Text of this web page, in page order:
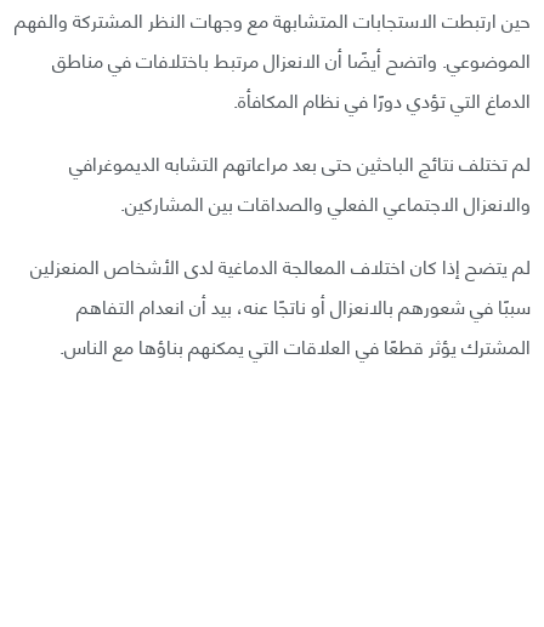
حين ارتبطت الاستجابات المتشابهة مع وجهات النظر المشتركة والفهم
الموضوعي. واتضح أيضًا أن الانعزال مرتبط باختلافات في مناطق
الدماغ التي تؤدي دورًا في نظام المكافأة.
لم تختلف نتائج الباحثين حتى بعد مراعاتهم التشابه الديموغرافي
والانعزال الاجتماعي الفعلي والصداقات بين المشاركين.
لم يتضح إذا كان اختلاف المعالجة الدماغية لدى الأشخاص المنعزلين
سببًا في شعورهم بالانعزال أو ناتجًا عنه، بيد أن انعدام التفاهم
المشترك يؤثر قطعًا في العلاقات التي يمكنهم بناؤها مع الناس.